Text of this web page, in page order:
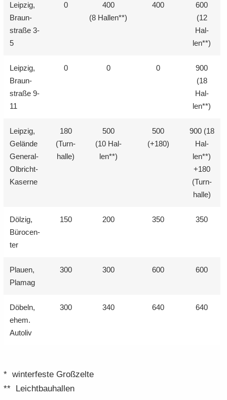
Leip­zig,
Braun­
stra­ße 3-
5
0
400
(8 Hal­len**)
400
600
(12
Hal­
len**)
Leip­zig,
Braun­
stra­ße 9-
11
0 0 0
900
(18
Hal­
len**)
Leip­zig,
Ge­län­de
General-​
Olbricht-
Kaserne
180
(Turn­
hal­le)
500
(10 Hal­
len**)
500
(+180)
900 (18
Hal­
len**)
+180
(Turn­
hal­le)
Döl­zig,
Bü­ro­cen­
ter
150 200 350 350
Plau­en,
Pla­mag
300 300 600 600
Dö­beln,
ehem.
Au­to­liv
300 340 640 640
* win­ter­fes­te Groß­zel­te
** Leicht­bau­hal­len